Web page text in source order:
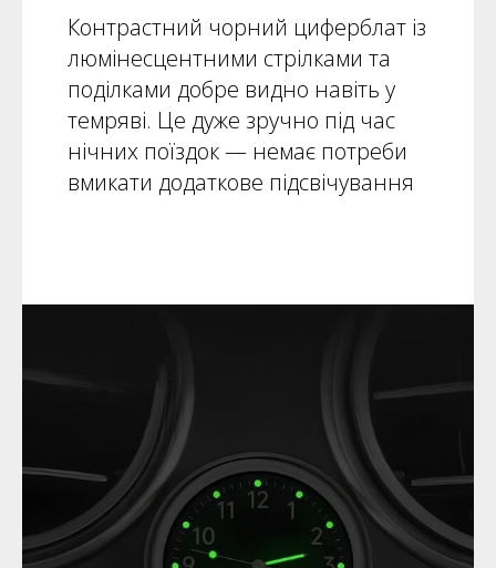
Контрастний чорний циферблат із
люмінесцентними стрілками та
поділками добре видно навіть у
темряві. Це дуже зручно під час
нічних поїздок — немає потреби
вмикати додаткове підсвічування